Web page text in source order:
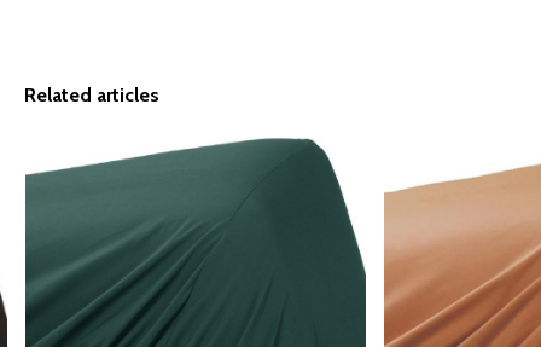
Related articles